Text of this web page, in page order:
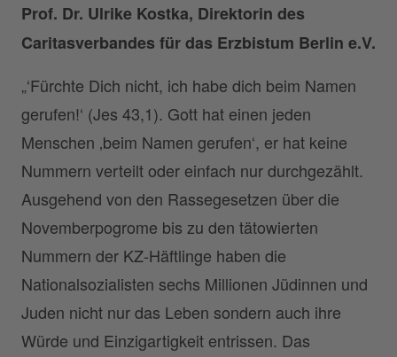
Prof. Dr. Ulrike Kostka, Direktorin des
Caritasverbandes für das Erzbistum Berlin e.V.
„‘Fürchte Dich nicht, ich habe dich beim Namen
gerufen!‘ (Jes 43,1). Gott hat einen jeden
Menschen ‚beim Namen gerufen‘, er hat keine
Nummern verteilt oder einfach nur durchgezählt.
Ausgehend von den Rassegesetzen über die
Novemberpogrome bis zu den tätowierten
Nummern der KZ-Häftlinge haben die
Nationalsozialisten sechs Millionen Jüdinnen und
Juden nicht nur das Leben sondern auch ihre
Würde und Einzigartigkeit entrissen. Das